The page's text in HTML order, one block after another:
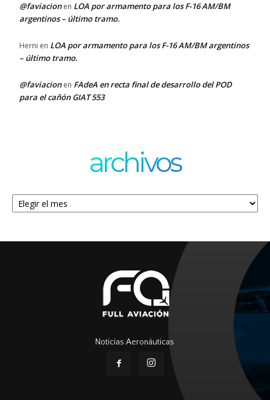
@faviacionen LOA por armamento para los F-16 AM/BM
argentinos – último tramo.
Herni en LOA por armamento para los F-16 AM/BM argentinos
– último tramo.
@faviacionen FAdeA en recta final de desarrollo del POD
para el cañón GIAT 553
archivos
Archivos
Noticias Aeronáuticas